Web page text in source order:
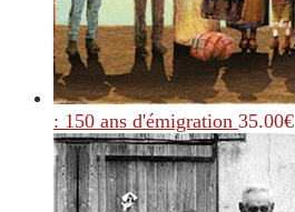
: 150 ans d'émigration 35.00€